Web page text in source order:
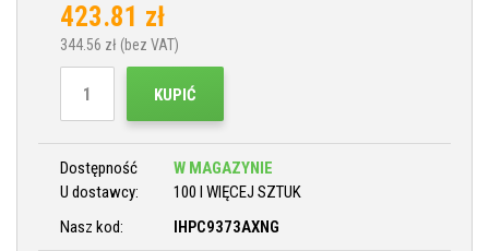
423.81 zł
344.56 zł (bez VAT)
KUPIĆ
Dostępność
W MAGAZYNIE
U dostawcy:
100 I WIĘCEJ SZTUK
Nasz kod:
IHPC9373AXNG